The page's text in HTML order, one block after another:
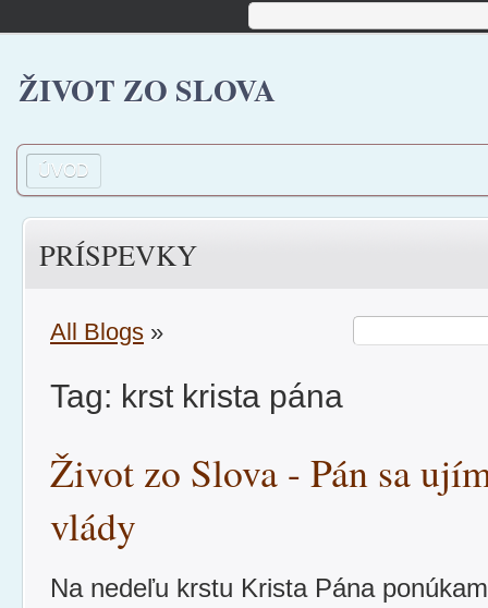
ŽIVOT ZO SLOVA
ÚVOD
PRÍSPEVKY
All Blogs »
Tag: krst krista pána
Život zo Slova - Pán sa
vlády
Na nedeľu krstu Krista Pána